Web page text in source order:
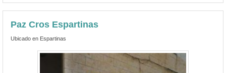
Paz Cros Espartinas
Ubicado en Espartinas